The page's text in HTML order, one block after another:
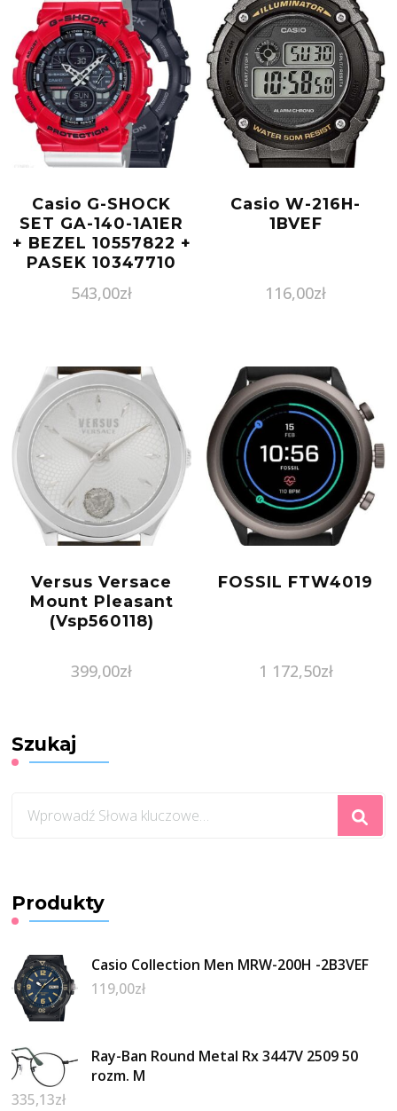
Casio G-SHOCK
SET GA-140-1A1ER
+ BEZEL 10557822 +
PASEK 10347710
543,00zł
Casio W-216H-
1BVEF
116,00zł
Versus Versace
Mount Pleasant
(Vsp560118)
399,00zł
FOSSIL FTW4019
1 172,50zł
Szukaj
czegoś?
Produkty
Casio Collection Men MRW-200H -2B3VEF
119,00zł
Ray-Ban Round Metal Rx 3447V 2509 50
rozm. M
335,13zł